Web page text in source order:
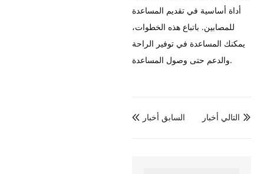
أداة أساسية في تقديم المساعدة
للمصابين. باتباع هذه الخطوات،
يمكنك المساعدة في توفير الراحة
والدعم حتى وصول المساعدة.
 السابق أخبار  التالي أخبار